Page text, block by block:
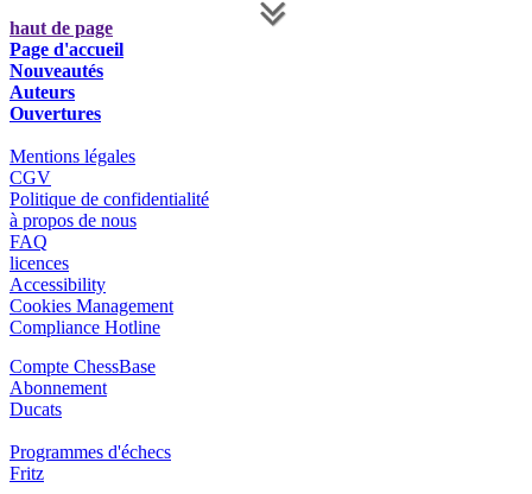
haut de page
Page d'accueil
Nouveautés
Auteurs
Ouvertures
Mentions légales
CGV
Politique de confidentialité
à propos de nous
FAQ
licences
Accessibility
Cookies Management
Compliance Hotline
Compte ChessBase
Abonnement
Ducats
Programmes d'échecs
Fritz